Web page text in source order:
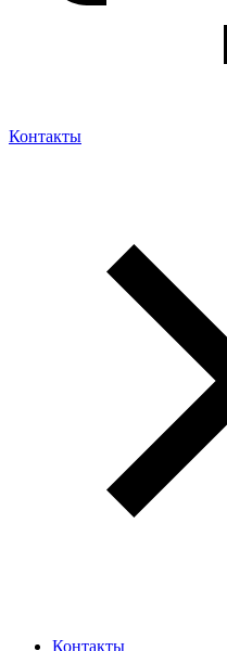
Контакты
Контакты